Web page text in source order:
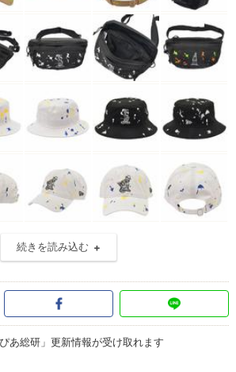
続きを読み込む
あ総研」更新情報が受け取れます